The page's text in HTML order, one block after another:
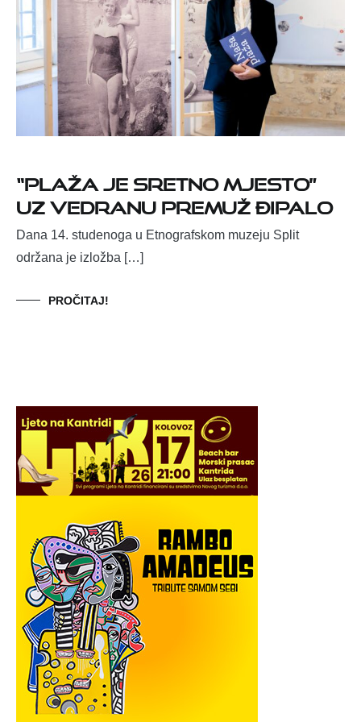
“Plaža je sretno mjesto”
uz Vedranu Premuž Đipalo
Dana 14. studenoga u Etnografskom muzeju Split
održana je izložba […]
PROČITAJ!